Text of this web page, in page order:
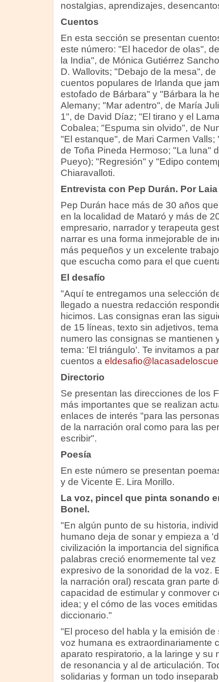
nostalgias, aprendizajes,
Cuentos
En esta sección se presentan
este número: "El hacedor de olas",
la India", de Mónica Gutiérrez
D. Wallovits; "Debajo de la mesa",
cuentos populares de Irlanda que
estofado de Bárbara" y "Bárbara la
Alemany; "Mar adentro", de María
1", de David Díaz; "El tirano y el
Cobalea; "Espuma sin olvido", de
"El estanque", de Mari Carmen
de Toña Pineda Hermoso; "La luna"
Pueyo); "Regresión" y "Edipo
Chiaravalloti.
Entrevista con Pep Durán. Por
Pep Durán hace más de 30 años
en la localidad de Mataró y más de
empresario, narrador y terapeuta
narrar es una forma inmejorable de
más pequeños y un excelente
que escucha como para el que
El desafío
"Aquí te entregamos una selección
llegado a nuestra redacción
hicimos. Las consignas eran las
de 15 líneas, texto sin adjetivos,
numero las consignas se mantienen
tema: 'El triángulo'. Te invitamos a
cuentos a
Directorio
Se presentan las direcciones de los
más importantes que se realizan
enlaces de interés "para las
de la narración oral como para las
escribir".
Poesía
En este número se presentan
y de Vicente E. Lira Morillo.
La voz, pincel que pinta sonando
Bonel.
"En algún punto de su historia,
humano deja de sonar y empieza a
civilización la importancia del
palabras creció enormemente tal
expresivo de la sonoridad de la voz.
la narración oral) rescata gran parte
capacidad de estimular y conmover
idea; y el cómo de las voces
diccionario."
"El proceso del habla y la emisión
voz humana es extraordinariamente
aparato respiratorio, a la laringe y su
de resonancia y al de articulación.
solidarias y forman un todo